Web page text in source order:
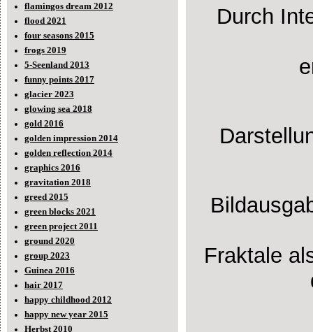
flamingos dream 2012
flood 2021
four seasons 2015
frogs 2019
5-Seenland 2013
funny points 2017
glacier 2023
glowing sea 2018
gold 2016
golden impression 2014
golden reflection 2014
graphics 2016
gravitation 2018
greed 2015
green blocks 2021
green project 2011
ground 2020
group 2023
Guinea 2016
hair 2017
happy childhood 2012
happy new year 2015
Herbst 2010
Durch
Fraktale